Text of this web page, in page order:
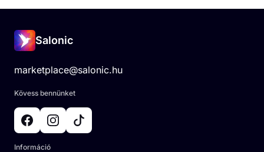
Salonic
marketplace@salonic.hu
Kövess bennünket
Információ